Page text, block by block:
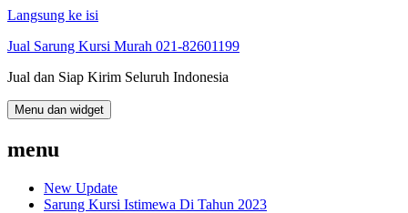
Langsung ke isi
Jual Sarung Kursi Murah 021-82601199
Jual dan Siap Kirim Seluruh Indonesia
Menu dan widget
menu
New Update
Sarung Kursi Istimewa Di Tahun 2023